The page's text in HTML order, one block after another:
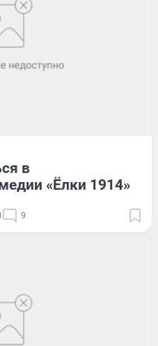
в
«Ёлки 1914»
9